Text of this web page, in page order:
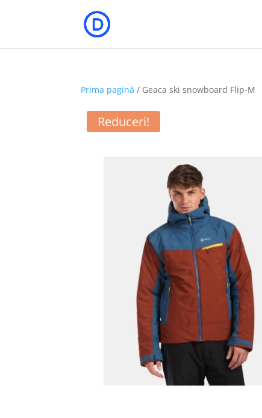
Prima pagină / Geaca ski snowboard Flip-M
Reduceri!